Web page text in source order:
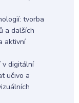
tvorba
a dalších
aktivní
v digitální
učivo a